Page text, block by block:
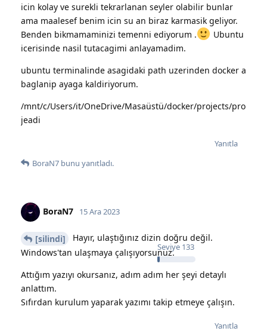
icin kolay ve surekli tekrarlanan seyler olabilir bunlar
ama maalesef benim icin su an biraz karmasik geliyor.
Benden bikmamaminizi temenni ediyorum .
Ubuntu
icerisinde nasil tutacagimi anlayamadim.
ubuntu terminalinde asagidaki path uzerinden docker a
baglanip ayaga kaldiriyorum.
/mnt/c/Users/it/OneDrive/Masaüstü/docker/projects/pro
jeadi
Yanıtla
BoraN7 bunu yanıtladı.
BoraN7
Seviye 133
15 Ara 2023
[silindi]
Hayır, ulaştığınız dizin doğru değil.
Windows'tan ulaşmaya çalışıyorsunuz.
Attığım yazıyı okursanız, adım adım her şeyi detaylı
anlattım.
Sıfırdan kurulum yaparak yazımı takip etmeye çalışın.
Yanıtla